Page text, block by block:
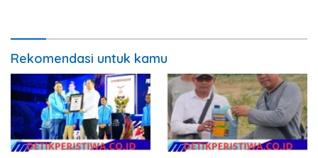
Rekomendasi untuk kamu